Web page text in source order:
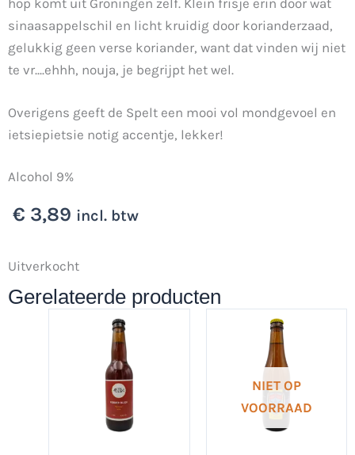
hop komt uit Groningen zelf. Klein frisje erin door wat
sinaasappelschil en licht kruidig door korianderzaad,
gelukkig geen verse koriander, want dat vinden wij niet
te vr....ehhh, nouja, je begrijpt het wel.
Overigens geeft de Spelt een mooi vol mondgevoel en
ietsiepietsie notig accentje, lekker!
Alcohol 9%
€ 3,89 incl. btw
Uitverkocht
Gerelateerde producten
NIET OP
VOORRAAD